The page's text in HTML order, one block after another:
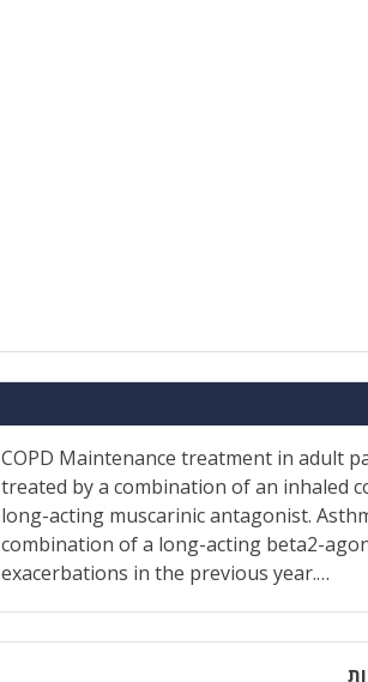
COPD Maintenance treatment in adult
treated by a combination of an inhaled
long-acting muscarinic antagonist.
combination of a long-acting beta2-
exacerbations in the previous year.…